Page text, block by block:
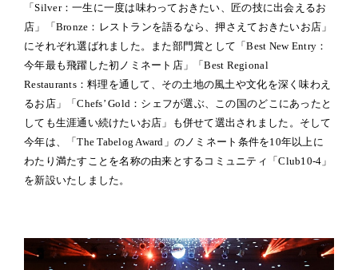
「Silver：一生に一度は味わっておきたい、匠の技に出会えるお
店」「Bronze：レストランを語るなら、押さえておきたいお店」
にそれぞれ選ばれました。また部門賞として「Best New Entry：
今年最も飛躍した初ノミネート店」「Best Regional
Restaurants：料理を通して、その土地の風土や文化を深く味わえ
るお店」「Chefs’ Gold：シェフが選ぶ、この国のどこにあったと
しても生涯通い続けたいお店」も併せて選出されました。そして
今年は、「The Tabelog Award」のノミネート条件を10年以上に
わたり満たすことを名称の由来とするコミュニティ「Club10-4」
を新設いたしました。